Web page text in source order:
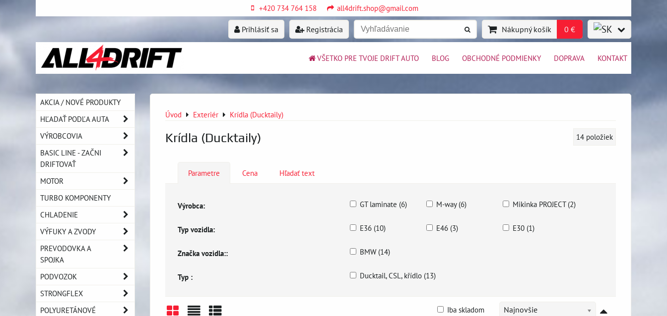
+420 734 764 158 all4drift.shop@gmail.com
Prihlásiť sa Registrácia Nákupný košík 0 €
VŠETKO PRE TVOJE DRIFT AUTO BLOG OBCHODNÉ PODMIENKY DOPRAVA KONTAKT
Úvod Exteriér Krídla (Ducktaily)
Krídla (Ducktaily) 14 položiek
Parametre Cena Hľadať text
Výrobca: GT laminate (6) M-way (6) Mikinka PROJECT (2)
Typ vozidla: E36 (10) E46 (3) E30 (1)
Značka vozidla:: BMW (14)
Typ : Ducktail, CSL, křídlo (13)
Najnovšie
Iba skladom
AKCIA / NOVÉ PRODUKTY
HĽADAŤ PODĽA AUTA
VÝROBCOVIA
BASIC LINE - ZAČNI
DRIFTOVAŤ
MOTOR
TURBO KOMPONENTY
CHLADENIE
VÝFUKY A ZVODY
PREVODOVKA A
SPOJKA
PODVOZOK
STRONGFLEX
POLYURETÁNOVÉ